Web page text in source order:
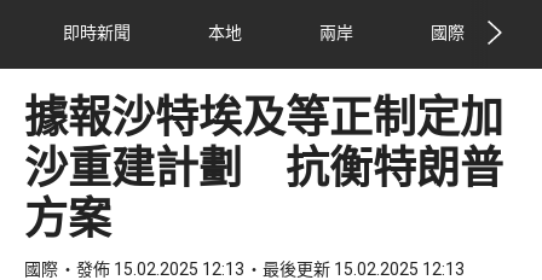
即時新聞 本地 兩岸 國際
據報沙特埃及等正制定加
沙重建計劃 抗衡特朗普
方案
國際 發佈 15.02.2025 12:13 最後更新 15.02.2025 12:13